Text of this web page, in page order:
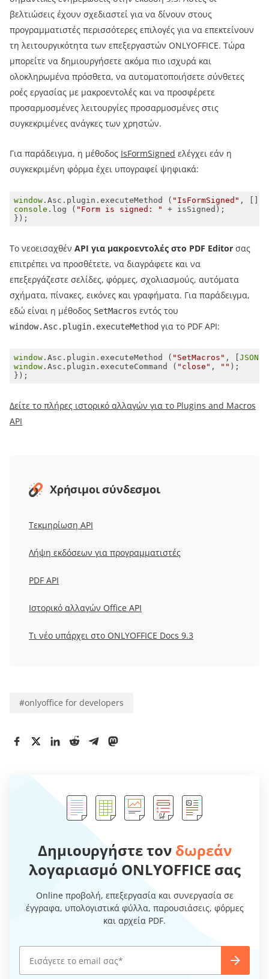
βελτιώσεις έχουν σχεδιαστεί για να δίνουν στους
προγραμματιστές περισσότερες επιλογές για να επεκτείνουν
τη λειτουργικότητα των επεξεργαστών ONLYOFFICE. Τώρα
μπορείτε να δημιουργήσετε ακόμα πιο ισχυρά και
ολοκληρωμένα πρόσθετα, να αυτοματοποιήσετε σύνθετες
ροές εργασίας με μακροεντολές και να προσφέρετε
προσαρμοσμένες λειτουργίες προσαρμοσμένες στις
συγκεκριμένες ανάγκες των χρηστών.
Για παράδειγμα, η μέθοδος IsFormSigned ελέγχει εάν η
συγκεκριμένη φόρμα έχει υπογραφεί ψηφιακά:
window.Asc.plugin.executeMethod ( "IsFormSigned" , [],
console .log ( "Form is signed: "
});
Το νεοεισαχθέν API για μακροεντολές στο PDF Editor σας
επιτρέπει να προσθέτετε, να διαγράφετε και να
επεξεργάζεστε σελίδες, φόρμες, σχολιασμούς, αυτόματα
σχήματα, πίνακες, εικόνες και γραφήματα. Για παράδειγμα,
εδώ είναι η μέθοδος SetMacros εντός του
window.Asc.plugin.executeMethod για το PDF API:
window.Asc.plugin.executeMethod ( "SetMacros" , [JSON
window.Asc.plugin.executeCommand ( "close" , ""
});
Δείτε το πλήρες ιστορικό αλλαγών για το Plugins and Macros
API
Χρήσιμοι σύνδεσμοι
Τεκμηρίωση API
Λήψη εκδόσεων για προγραμματιστές
PDF API
Ιστορικό αλλαγών Office API
Τι νέο υπάρχει στο ONLYOFFICE Docs 9.3
#onlyoffice for developers
Δημιουργήστε τον δωρεάν
λογαριασμό ONLYOFFICE σας
Online προβολή, επεξεργασία και συνεργασία σε
έγγραφα, υπολογιστικά φύλλα, παρουσιάσεις, φόρμες
και αρχεία PDF.